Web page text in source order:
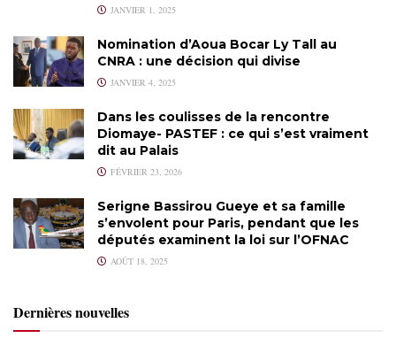
JANVIER 1, 2025
Nomination d’Aoua Bocar Ly Tall au
CNRA : une décision qui divise
JANVIER 4, 2025
Dans les coulisses de la rencontre
Diomaye- PASTEF : ce qui s’est vraiment
dit au Palais
FÉVRIER 23, 2026
Serigne Bassirou Gueye et sa famille
s’envolent pour Paris, pendant que les
députés examinent la loi sur l’OFNAC
AOÛT 18, 2025
Dernières nouvelles